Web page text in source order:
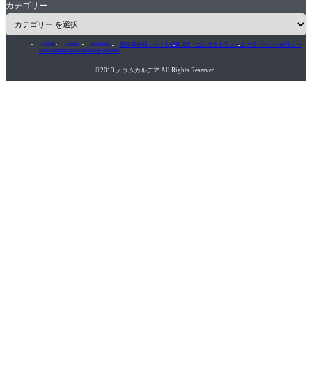
カテゴリー
HOME
icon-home
Twitter
icon-twitter
YouTube
icon-youtube
運営者情報・サイト情報RSS・コンタクトフォームプライバシーポリシー
 2019 ノウムカルデア All Rights Reserved.